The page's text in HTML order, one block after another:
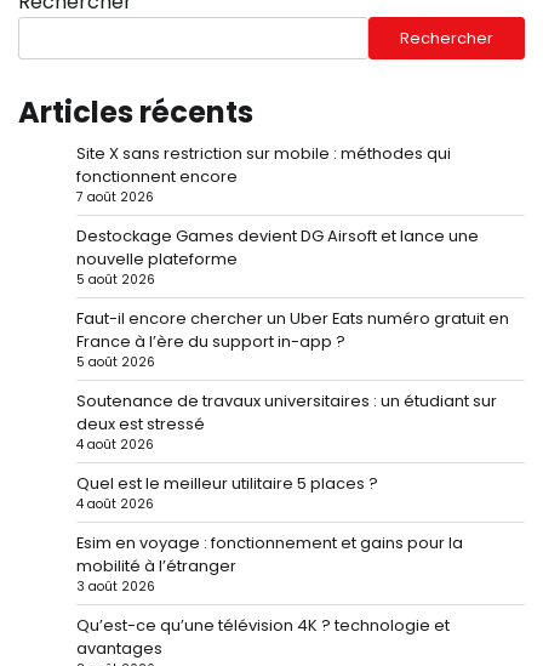
Rechercher
Articles récents
Site X sans restriction sur mobile : méthodes qui
fonctionnent encore
7 août 2026
Destockage Games devient DG Airsoft et lance une
nouvelle plateforme
5 août 2026
Faut-il encore chercher un Uber Eats numéro gratuit en
France à l’ère du support in-app ?
5 août 2026
Soutenance de travaux universitaires : un étudiant sur
deux est stressé
4 août 2026
Quel est le meilleur utilitaire 5 places ?
4 août 2026
Esim en voyage : fonctionnement et gains pour la
mobilité à l’étranger
3 août 2026
Qu’est-ce qu’une télévision 4K ? technologie et
avantages